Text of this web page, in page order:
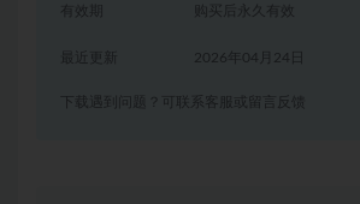
有效期 购买后永久有效
2026年04月24日
下载遇到问题？可联系客服或留言反馈